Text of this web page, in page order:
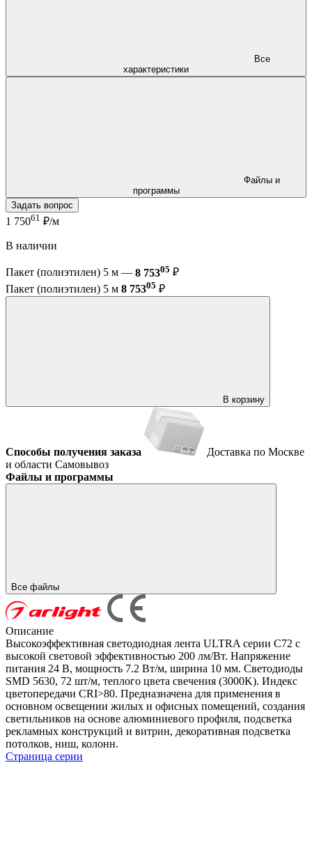
характеристики
программы
Задать вопрос
1 75061 ₽/м
В наличии
Пакет (полиэтилен) 5 м — 8 75305 ₽
Пакет (полиэтилен) 5 м 8 75305 ₽
В корзину
Способы получения заказа
Доставка по Москве
и области Самовывоз
Файлы и программы
Все файлы
Описание
Высокоэффективная светодиодная лента ULTRA серии C72 с
высокой световой эффективностью 200 лм/Вт. Напряжение
питания 24 В, мощность 7.2 Вт/м, ширина 10 мм. Светодиоды
SMD 5630, 72 шт/м, теплого цвета свечения (3000K). Индекс
цветопередачи CRI>80. Предназначена для применения в
основном освещении жилых и офисных помещений, создания
светильников на основе алюминиевого профиля, подсветка
рекламных конструкций и витрин, декоративная подсветка
потолков, ниш, колонн.
Страница серии